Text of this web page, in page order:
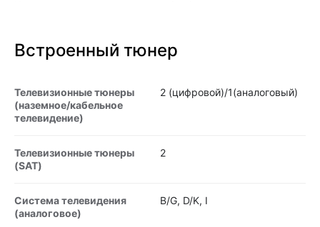
Встроенный тюнер
Телевизионные тюнеры
(наземное/кабельное
телевидение)
2 (цифровой)/1(аналоговый)
Телевизионные тюнеры
(SAT)
2
Система телевидения
(аналоговое)
B/G, D/K, I